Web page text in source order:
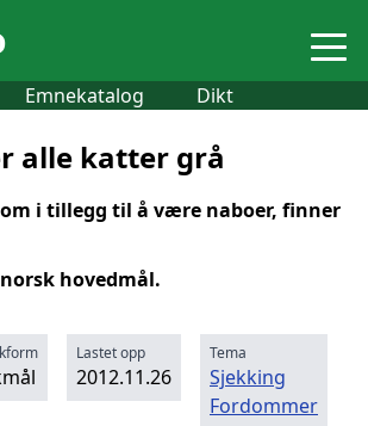
Emnekatalog Dikt
alle katter grå
i tillegg til å være naboer, finner
hovedmål.
Lastet opp
2012.11.26
Tema
Sjekking
Fordommer